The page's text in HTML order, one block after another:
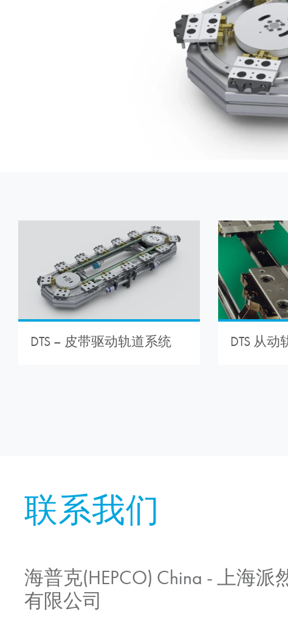
DTS – 皮带驱动轨道系统 DTS 从动
联系我们
海普克(HEPCO) China - 上海派
有限公司